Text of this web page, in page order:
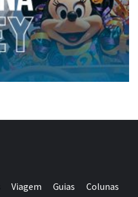
Viagem Guias Colunas